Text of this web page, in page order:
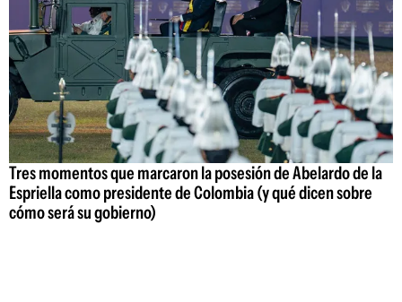
Tres momentos que marcaron la posesión de Abelardo de la
Espriella como presidente de Colombia (y qué dicen sobre
cómo será su gobierno)